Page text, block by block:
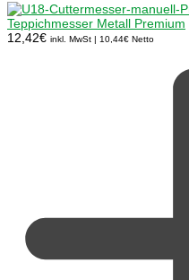
Teppichmesser Metall Premium
12,42€ inkl. MwSt | 10,44€ Netto